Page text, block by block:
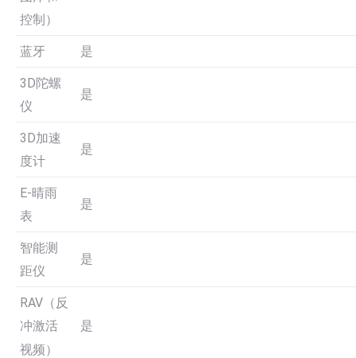
控制）
蓝牙 是
3D陀螺
仪
是
3D加速
度计
是
E-晴雨
表
是
智能测
距仪
是
RAV（反
冲激活
视频）
是